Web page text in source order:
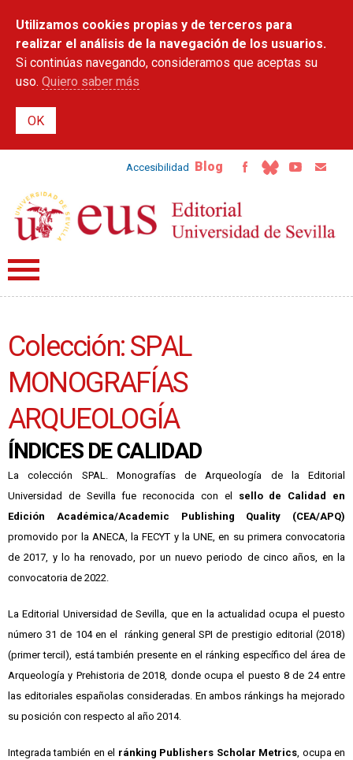
contenido
principal
Utilizamos cookies propias y de terceros para
realizar el análisis de la navegación de los usuarios.
Si continúas navegando, consideramos que aceptas su
uso. Quiero saber más
Accesibilidad Blog
Colección: SPAL
MONOGRAFÍAS
ARQUEOLOGÍA
ÍNDICES DE CALIDAD
La colección SPAL. Monografías de Arqueología de la Editorial
Universidad de Sevilla fue reconocida con el sello de Calidad en
Edición Académica/Academic Publishing Quality (CEA/APQ)
promovido por la ANECA, la FECYT y la UNE, en su primera convocatoria
de 2017, y lo ha renovado, por un nuevo periodo de cinco años, en la
convocatoria de 2022.
La Editorial Universidad de Sevilla, que en la actualidad ocupa el puesto
número 31 de 104 en el ránking general SPI de prestigio editorial (2018)
(primer tercil), está también presente en el ránking específico del área de
Arqueología y Prehistoria de 2018, donde ocupa el puesto 8 de 24 entre
las editoriales españolas consideradas. En ambos ránkings ha mejorado
su posición con respecto al año 2014.
Integrada también en el ránking Publishers Scholar Metrics, ocupa en